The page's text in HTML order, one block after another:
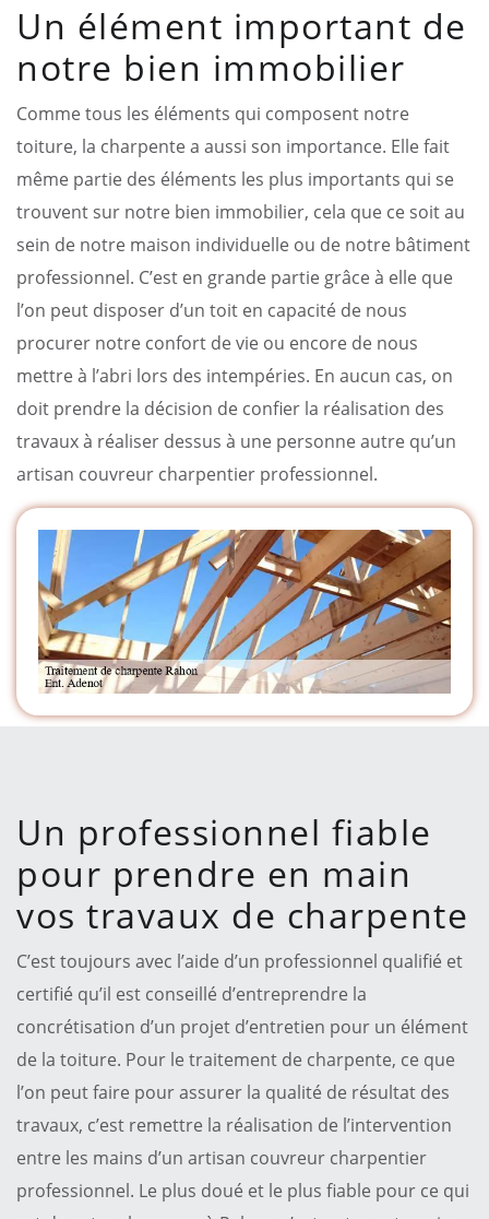
Un élément important de
notre bien immobilier
Comme tous les éléments qui composent notre
toiture, la charpente a aussi son importance. Elle fait
même partie des éléments les plus importants qui se
trouvent sur notre bien immobilier, cela que ce soit au
sein de notre maison individuelle ou de notre bâtiment
professionnel. C’est en grande partie grâce à elle que
l’on peut disposer d’un toit en capacité de nous
procurer notre confort de vie ou encore de nous
mettre à l’abri lors des intempéries. En aucun cas, on
doit prendre la décision de confier la réalisation des
travaux à réaliser dessus à une personne autre qu’un
artisan couvreur charpentier professionnel.
Un professionnel fiable
pour prendre en main
vos travaux de charpente
C’est toujours avec l’aide d’un professionnel qualifié et
certifié qu’il est conseillé d’entreprendre la
concrétisation d’un projet d’entretien pour un élément
de la toiture. Pour le traitement de charpente, ce que
l’on peut faire pour assurer la qualité de résultat des
travaux, c’est remettre la réalisation de l’intervention
entre les mains d’un artisan couvreur charpentier
professionnel. Le plus doué et le plus fiable pour ce qui